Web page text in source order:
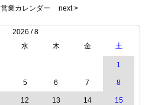
営業カレンダー next >
2026 / 8
水 木 金 土
1
5 6 7 8
12 13 14 15